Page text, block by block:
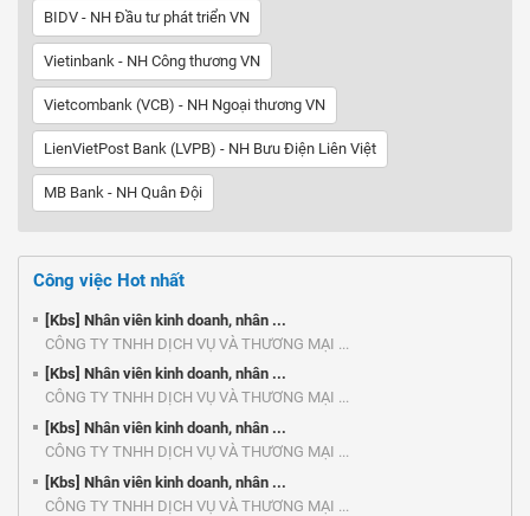
BIDV - NH Đầu tư phát triển VN
Vietinbank - NH Công thương VN
Vietcombank (VCB) - NH Ngoại thương VN
LienVietPost Bank (LVPB) - NH Bưu Điện Liên Việt
MB Bank - NH Quân Đội
Công việc Hot nhất
[Kbs] Nhân viên kinh doanh, nhân ...
CÔNG TY TNHH DỊCH VỤ VÀ THƯƠNG MẠI ...
[Kbs] Nhân viên kinh doanh, nhân ...
CÔNG TY TNHH DỊCH VỤ VÀ THƯƠNG MẠI ...
[Kbs] Nhân viên kinh doanh, nhân ...
CÔNG TY TNHH DỊCH VỤ VÀ THƯƠNG MẠI ...
[Kbs] Nhân viên kinh doanh, nhân ...
CÔNG TY TNHH DỊCH VỤ VÀ THƯƠNG MẠI ...